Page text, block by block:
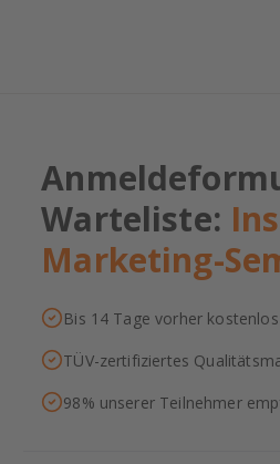
Warteliste:
Marketing-
Bis 14 Tage vorher
TÜV-zertifiziertes
98% unserer Teilnehmer